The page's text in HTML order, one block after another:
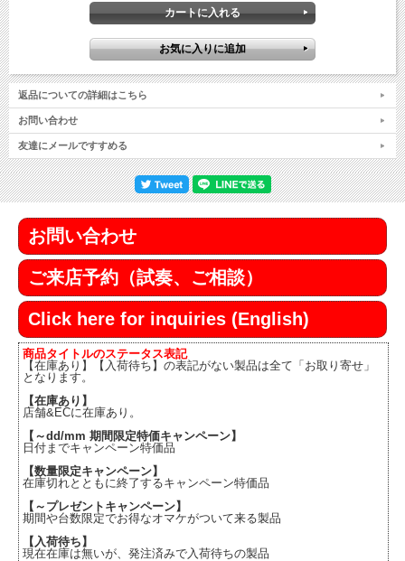
返品についての詳細はこちら
お問い合わせ
友達にメールですすめる
お問い合わせ
ご来店予約（試奏、ご相談）
Click here for inquiries (English)
商品タイトルのステータス表記
【在庫あり】【入荷待ち】の表記がない製品は全て「お取り寄せ」
となります。
【在庫あり】
店舗&ECに在庫あり。
【～dd/mm 期間限定特価キャンペーン】
日付までキャンペーン特価品
【数量限定キャンペーン】
在庫切れとともに終了するキャンペーン特価品
【～プレゼントキャンペーン】
期間や台数限定でお得なオマケがついて来る製品
【入荷待ち】
現在在庫は無いが、発注済みで入荷待ちの製品